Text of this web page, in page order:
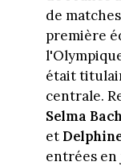
de
première
était
centrale.
Selma
et
entrées en